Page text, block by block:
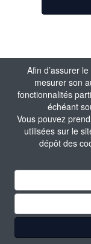
Afin d’assurer
mesurer son
fonctionnalités
échéant
Vous pouvez
utilisées sur le
dépôt des